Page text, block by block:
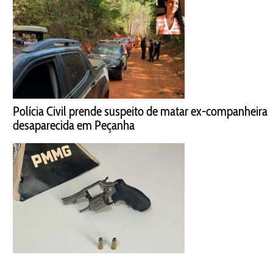
Polícia Civil prende suspeito de matar ex-companheira
desaparecida em Peçanha